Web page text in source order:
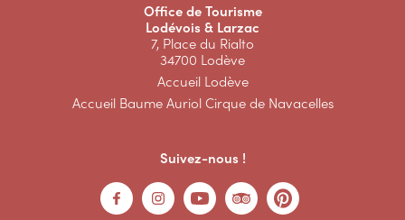
Office de Tourisme
Lodévois & Larzac
7, Place du Rialto
34700 Lodève
Accueil Lodève
Accueil Baume Auriol Cirque de Navacelles
Suivez-nous !